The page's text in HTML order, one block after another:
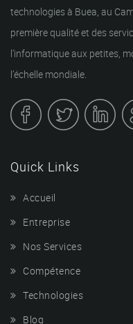
technologies à Buea, au
première qualité et des
l’informatique aux petites,
l’échelle mondiale.
Quick Links
Accueil
Entreprise
Nos Services
Compétence
Technologies
Blog